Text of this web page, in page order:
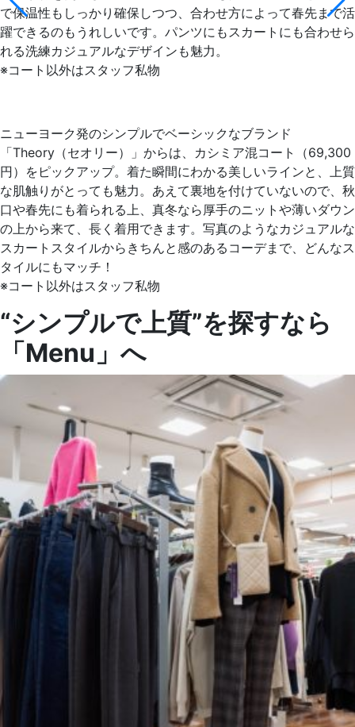
で保温性もしっかり確保しつつ、合わせ方によって春先まで活
躍できるのもうれしいです。パンツにもスカートにも合わせら
れる洗練カジュアルなデザインも魅力。
※コート以外はスタッフ私物
ニューヨーク発のシンプルでベーシックなブランド
「Theory（セオリー）」からは、カシミア混コート（69,300
円）をピックアップ。着た瞬間にわかる美しいラインと、上質
な肌触りがとっても魅力。あえて裏地を付けていないので、秋
口や春先にも着られる上、真冬なら厚手のニットや薄いダウン
の上から来て、長く着用できます。写真のようなカジュアルな
スカートスタイルからきちんと感のあるコーデまで、どんなス
タイルにもマッチ！
※コート以外はスタッフ私物
“シンプルで上質”を探すなら
「Menu」へ